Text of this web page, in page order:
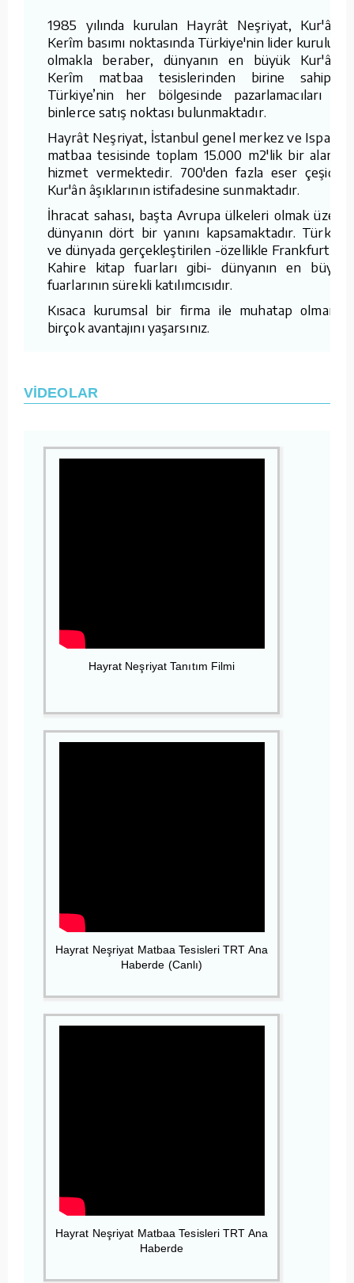
1985 yılında kurulan Hayrât Neşriyat, Kur'ân-ı
Kerîm basımı noktasında Türkiye'nin lider kuruluşu
olmakla beraber, dünyanın en büyük Kur'ân-ı
Kerîm matbaa tesislerinden birine sahiptir.
Türkiye’nin her bölgesinde pazarlamacıları ve
binlerce satış noktası bulunmaktadır.
Hayrât Neşriyat, İstanbul genel merkez ve Isparta
matbaa tesisinde toplam 15.000 m2'lik bir alanda
hizmet vermektedir. 700'den fazla eser çeşidini
Kur'ân âşıklarının istifadesine sunmaktadır.
İhracat sahası, başta Avrupa ülkeleri olmak üzere
dünyanın dört bir yanını kapsamaktadır. Türkiye
ve dünyada gerçekleştirilen -özellikle Frankfurt ve
Kahire kitap fuarları gibi- dünyanın en büyük
fuarlarının sürekli katılımcısıdır.
Kısaca kurumsal bir firma ile muhatap olmanın
birçok avantajını yaşarsınız.
VİDEOLAR
Hayrat Neşriyat Tanıtım Filmi
Hayrat Neşriyat Matbaa Tesisleri TRT Ana
Haberde (Canlı)
Hayrat Neşriyat Matbaa Tesisleri TRT Ana
Haberde